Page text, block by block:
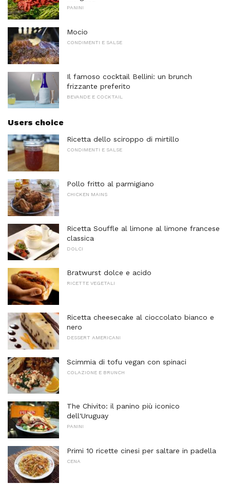
PANINI
Mocio
CONDIMENTI E SALSE
Il famoso cocktail Bellini: un brunch
frizzante preferito
BEVANDE E COCKTAIL
Users choice
Ricetta dello sciroppo di mirtillo
CONDIMENTI E SALSE
Pollo fritto al parmigiano
CHICKEN MAINS
Ricetta Souffle al limone al limone francese
classica
DOLCI
Bratwurst dolce e acido
RICETTE VEGETALI
Ricetta cheesecake al cioccolato bianco e
nero
DESSERT AMERICANI
Scimmia di tofu vegan con spinaci
COLAZIONE E BRUNCH
The Chivito: il panino più iconico
dell'Uruguay
PANINI
Primi 10 ricette cinesi per saltare in padella
CENA